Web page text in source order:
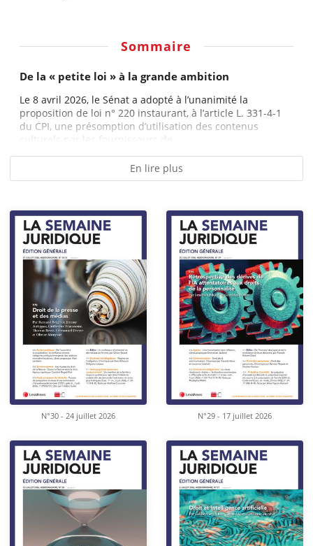
Sommaire
De la « petite loi » à la grande ambition
Le 8 avril 2026, le Sénat a adopté à l’unanimité la
proposition de loi n° 220 instaurant, à l’article L. 331-4-1
du CPI, une présomption d’utilisation des contenus
culturels par les fournisseurs de...
En lire plus
N°30 - 24 juillet 2026 N°29 - 17 juillet 2026